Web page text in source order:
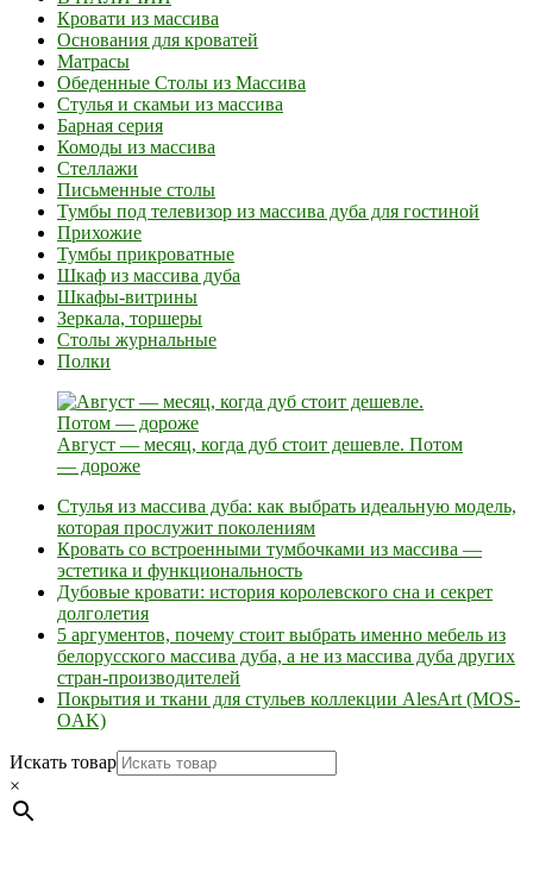
Кровати из массива
Основания для кроватей
Матрасы
Обеденные Столы из Массива
Стулья и скамьи из массива
Барная серия
Комоды из массива
Стеллажи
Письменные столы
Тумбы под телевизор из массива дуба для гостиной
Прихожие
Тумбы прикроватные
Шкаф из массива дуба
Шкафы-витрины
Зеркала, торшеры
Столы журнальные
Полки
Август — месяц, когда дуб стоит дешевле. Потом
— дороже
Стулья из массива дуба: как выбрать идеальную модель,
которая прослужит поколениям
Кровать со встроенными тумбочками из массива —
эстетика и функциональность
Дубовые кровати: история королевского сна и секрет
долголетия
5 аргументов, почему стоит выбрать именно мебель из
белорусского массива дуба, а не из массива дуба других
стран-производителей
Покрытия и ткани для стульев коллекции AlesArt (MOS-
OAK)
Искать товар
×